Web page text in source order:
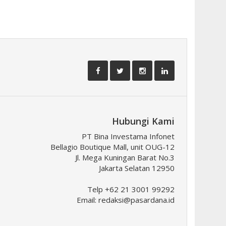
Hubungi Kami
PT Bina Investama Infonet
Bellagio Boutique Mall, unit OUG-12
Jl. Mega Kuningan Barat No.3
Jakarta Selatan 12950
Telp +62 21 3001 99292
Email: redaksi@pasardana.id